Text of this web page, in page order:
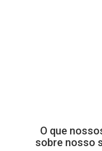
O que
sobre nosso